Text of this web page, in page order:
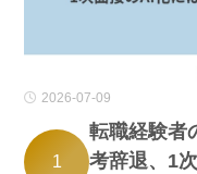
2026-07-09
1
転職経験者
考辞退、1